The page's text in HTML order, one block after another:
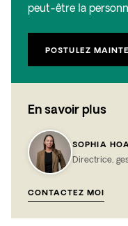
peut-être la
POSTULEZ
En savoir plus
SOPHIA
Directrice,
CONTACTEZ MOI